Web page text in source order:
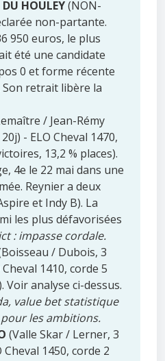
HOULEY(NON-
non-partante.
950 euros, le plus
été une candidate
0 et forme récente
retrait libère la
/ Jean-Rémy
- ELO Cheval 1470,
13,2 % places).
4e le 22 mai dans une
Reynier a deux
et Indy B). La
les plus défavorisées
: impasse cordale.
/ Dubois, 3
1410, corde 5
Voir analyse ci-dessus.
value bet statistique
les ambitions.
(Valle Skar / Lerner, 3
Cheval 1450, corde 2